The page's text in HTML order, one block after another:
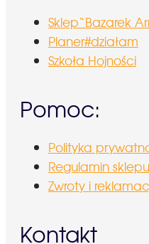
Sklep“Bazarek
Planer#działam
Szkoła Hojności
Pomoc:
Polityka
Regulamin sklepu
Zwroty i
Kontakt